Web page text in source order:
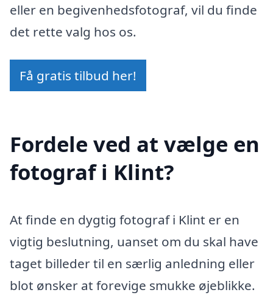
eller en begivenhedsfotograf, vil du finde
det rette valg hos os.
Få gratis tilbud her!
Fordele ved at vælge en
fotograf i Klint?
At finde en dygtig fotograf i Klint er en
vigtig beslutning, uanset om du skal have
taget billeder til en særlig anledning eller
blot ønsker at forevige smukke øjeblikke.